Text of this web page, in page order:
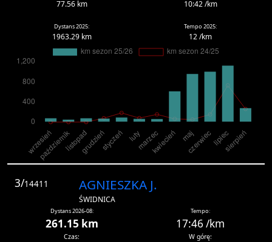
77.56 km 10:42 /km
Dystans 2025:
1963.29 km
Tempo 2025:
12 /km
3/14411 AGNIESZKA J.
ŚWIDNICA
Dystans 2026-08:
261.15 km
Tempo:
17:46 /km
Czas:
W górę: